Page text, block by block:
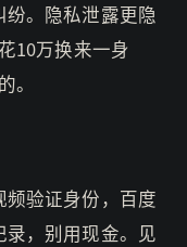
。隐私泄露更隐
10万换来一身
。
验证身份，百度
，别用现金。见